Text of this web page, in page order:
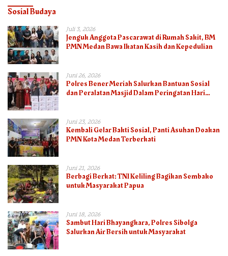
Sosial Budaya
Juli 3, 2026
Jenguk Anggota Pascarawat di Rumah Sakit, BM
PMN Medan Bawa Ikatan Kasih dan Kepedulian
Juni 26, 2026
Polres Bener Meriah Salurkan Bantuan Sosial
dan Peralatan Masjid Dalam Peringatan Hari
Juni 23, 2026
Kembali Gelar Bakti Sosial, Panti Asuhan Doakan
PMN Kota Medan Terberkati
Juni 21, 2026
Berbagi Berkat: TNI Keliling Bagikan Sembako
untuk Masyarakat Papua
Juni 18, 2026
Sambut Hari Bhayangkara, Polres Sibolga
Salurkan Air Bersih untuk Masyarakat